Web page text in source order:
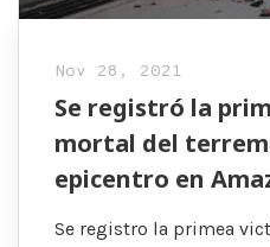
Nov 28, 2021
Se registró la
mortal del
epicentro en
Se registro la primea